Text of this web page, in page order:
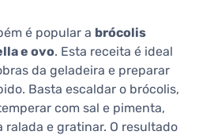
é popular a brócolis
e ovo. Esta receita é ideal
da geladeira e preparar
Basta escaldar o brócolis,
com sal e pimenta,
ralada e gratinar. O resultado